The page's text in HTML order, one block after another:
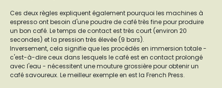
Ces deux règles expliquent également pourquoi les machines à
espresso ont besoin d'une poudre de café très fine pour produire
un bon café. Le temps de contact est très court (environ 20
secondes) et la pression très élevée (9 bars).
Inversement, cela signifie que les procédés en immersion totale -
c'est-à-dire ceux dans lesquels le café est en contact prolongé
avec l'eau - nécessitent une mouture grossière pour obtenir un
café savoureux. Le meilleur exemple en est la French Press.